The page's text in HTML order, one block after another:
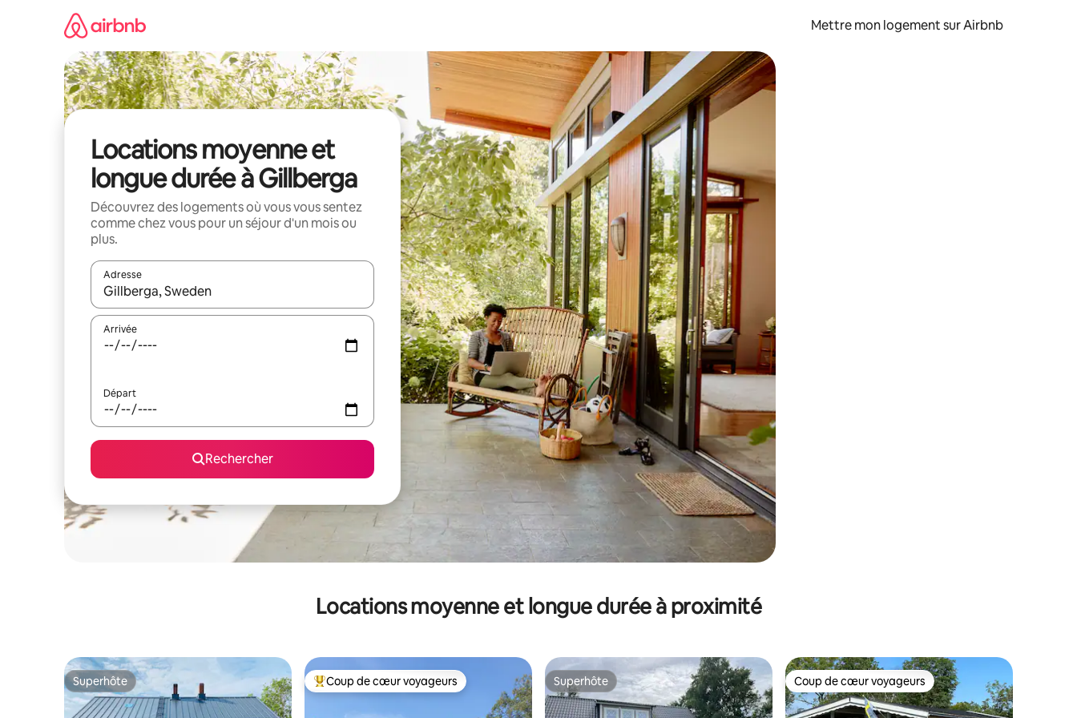
Mettre mon logement sur Airbnb
Locations moyenne et
longue durée à Gillberga
Découvrez des logements où vous vous sentez
comme chez vous pour un séjour d'un mois ou
plus.
Adresse
Lorsque les résultats s'affichent, utilisez les flèches vers le haut et vers le bas pour les parcourir ou en appuyant et en faisant glisser.
Arrivée
Départ
Rechercher
Locations moyenne et longue durée à proximité
Superhôte
Superhôte Coups de cœur voyageurs les plus appréciés
Coup de cœur voyageurs Superhôte
Superhôte Coup de cœur voyageurs
Coup de cœur voyageurs